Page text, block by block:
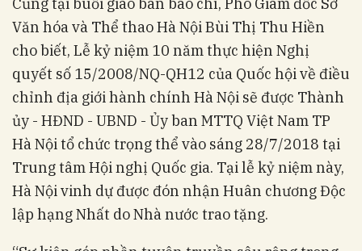
Cũng tại buổi giao ban báo chí, Phó Giám đốc Sở
Văn hóa và Thể thao Hà Nội Bùi Thị Thu Hiền
cho biết, Lễ kỷ niệm 10 năm thực hiện Nghị
quyết số 15/2008/NQ-QH12 của Quốc hội về điều
chỉnh địa giới hành chính Hà Nội sẽ được Thành
ủy - HĐND - UBND - Ủy ban MTTQ Việt Nam TP
Hà Nội tổ chức trọng thể vào sáng 28/7/2018 tại
Trung tâm Hội nghị Quốc gia. Tại lễ kỷ niệm này,
Hà Nội vinh dự được đón nhận Huân chương Độc
lập hạng Nhất do Nhà nước trao tặng.